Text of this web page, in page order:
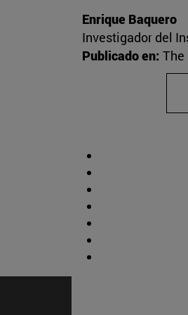
Enrique Baquero
Investigador del
Publicado en: The